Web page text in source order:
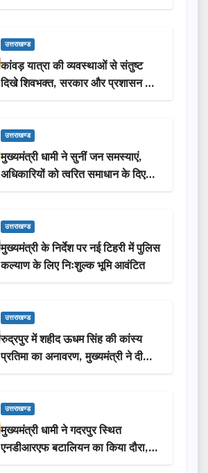
लोगों की भागीदारी…
उत्तराखण्ड
कांवड़ यात्रा की व्यवस्थाओं से संतुष्ट
दिखे शिवभक्त, सरकार और प्रशासन की
सराहना…
उत्तराखण्ड
मुख्यमंत्री धामी ने सुनीं जन समस्याएं,
अधिकारियों को त्वरित समाधान के दिए
निर्देश
उत्तराखण्ड
मुख्यमंत्री के निर्देश पर नई टिहरी में पुलिस
कल्याण के लिए निःशुल्क भूमि आवंटित
उत्तराखण्ड
रुद्रपुर में शहीद ऊधम सिंह की कांस्य
प्रतिमा का अनावरण, मुख्यमंत्री ने दी
₹3.85 करोड़ की विकास परियोजनाओं
उत्तराखण्ड
मुख्यमंत्री धामी ने गदरपुर स्थित
एनडीआरएफ बटालियन का किया दौरा,
आपदा प्रबंधन तैयारियों का लिया जायजा